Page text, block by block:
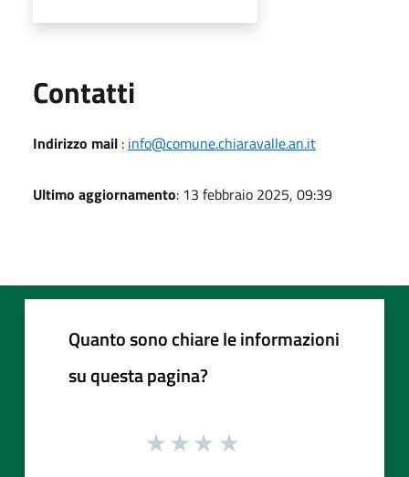
Contatti
Indirizzo mail : info@comune.chiaravalle.an.it
Ultimo aggiornamento: 13 febbraio 2025, 09:39
Quanto sono chiare le informazioni
su questa pagina?